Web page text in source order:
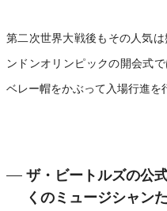
第二次世界大戦後もその人気
ンドンオリンピックの開会式
ベレー帽をかぶって入場行進を
ザ・ビートルズの公
くのミュージシャン